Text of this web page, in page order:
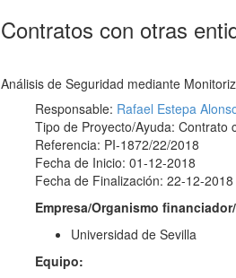
Contratos con otras
Análisis de Seguridad mediante
Responsable: Rafael Estepa
Tipo de Proyecto/Ayuda: Contrato
Referencia: PI-1872/22/2018
Fecha de Inicio: 01-12-2018
Fecha de Finalización: 22-12-2018
Empresa/Organismo
Universidad de Sevilla
Equipo: